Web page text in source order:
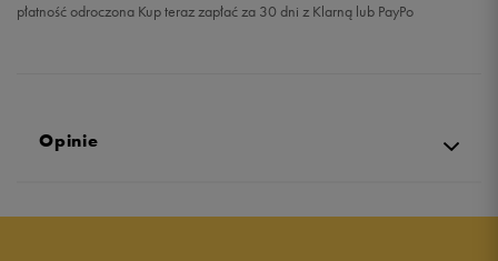
płatność odroczona Kup teraz zapłać za 30 dni z Klarną lub PayPo
Opinie
4.7